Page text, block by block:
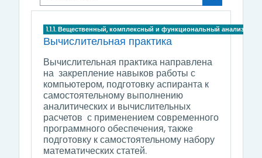
Поиск курса
1.1.1. Вещественный, комплексный и функциональный анализ
Вычислительная практика
Вычислительная практика направлена
на закрепление навыков работы с
компьютером, подготовку аспиранта к
самостоятельному выполнению
аналитических и вычислительных
расчетов с применением современного
программного обеспечения, также
подготовку к самостоятельному набору
математических статей.